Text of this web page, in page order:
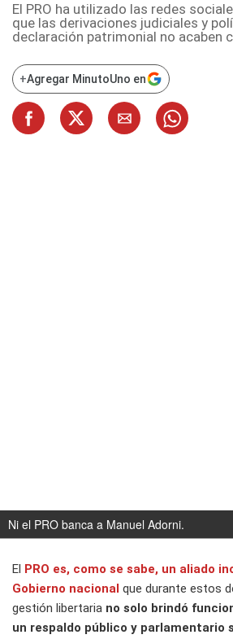
El PRO ha utilizado las redes
que las derivaciones judiciales y
declaración patrimonial no acaben
+Agregar MinutoUno en
Ni el PRO banca a Manuel Adorni.
El PRO es, como se sabe, un aliado
Gobierno nacional que durante estos
gestión libertaria no solo brindó
un respaldo público y parlamentario